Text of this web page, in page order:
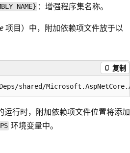
NAME} ：增强程序集名称。
项目）中，附加依赖项文件放于以
复制
运行时，附加依赖项文件位置将添加
环境变量中。